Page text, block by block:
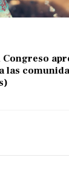
Congreso
las